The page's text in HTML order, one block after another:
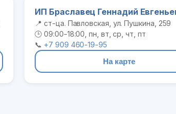
ИП Браславец Геннадий
📍 ст-ца. Павловская, ул. Пушкина, 259
🕒 09:00-18:00, пн, вт, ср, чт, пт
📞 +7 909 460-19-95
На карте